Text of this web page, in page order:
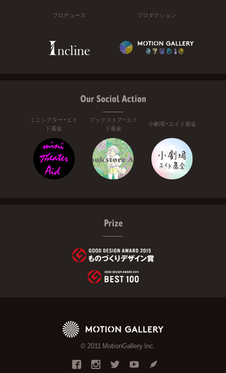
プロデュース プロダクション
Our Social Action
ミニシアター・エイ
ド基金
ブックストア・エイ
ド基金
小劇場・エイド基金
Prize
© 2011 MotionGallery Inc.